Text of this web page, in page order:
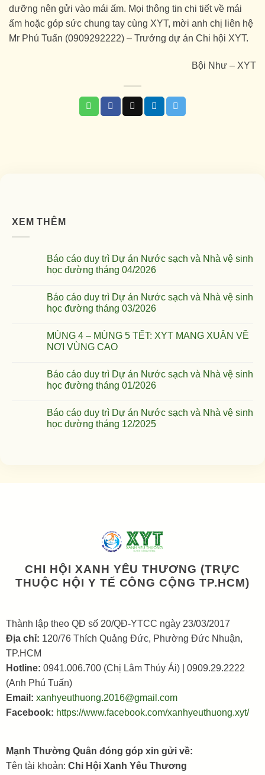
dưỡng nên gửi vào mái ấm. Mọi thông tin chi tiết về mái
ấm hoặc góp sức chung tay cùng XYT, mời anh chị liên hệ
Mr Phú Tuấn (0909292222) – Trưởng dự án Chi hội XYT.
Bội Như – XYT
XEM THÊM
Báo cáo duy trì Dự án Nước sạch và Nhà vệ sinh
học đường tháng 04/2026
Báo cáo duy trì Dự án Nước sạch và Nhà vệ sinh
học đường tháng 03/2026
MÙNG 4 – MÙNG 5 TẾT: XYT MANG XUÂN VỀ
NƠI VÙNG CAO
Báo cáo duy trì Dự án Nước sạch và Nhà vệ sinh
học đường tháng 01/2026
Báo cáo duy trì Dự án Nước sạch và Nhà vệ sinh
học đường tháng 12/2025
CHI HỘI XANH YÊU THƯƠNG (TRỰC
THUỘC HỘI Y TẾ CÔNG CỘNG TP.HCM)
Thành lập theo QĐ số 20/QĐ-YTCC ngày 23/03/2017
Địa chỉ: 120/76 Thích Quảng Đức, Phường Đức Nhuận,
TP.HCM
Hotline: 0941.006.700 (Chị Lâm Thúy Ái) | 0909.29.2222
(Anh Phú Tuấn)
Email: xanhyeuthuong.2016@gmail.com
Facebook: https://www.facebook.com/xanhyeuthuong.xyt/
Mạnh Thường Quân đóng góp xin gửi về:
Tên tài khoản: Chi Hội Xanh Yêu Thương